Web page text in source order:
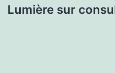
Lumière sur